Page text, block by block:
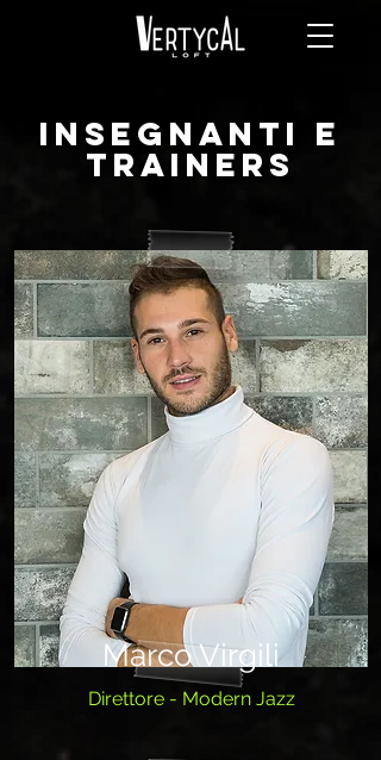
insegnanti e
trainers
Marco Virgili
Direttore - Modern Jazz